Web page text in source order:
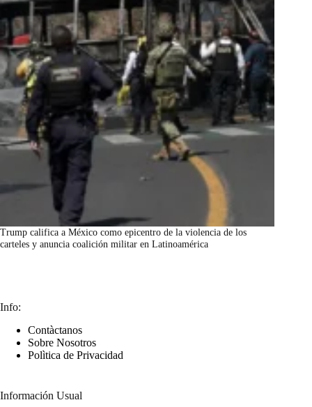
Trump califica a México como epicentro de la violencia de los
carteles y anuncia coalición militar en Latinoamérica
Info:
Contàctanos
Sobre Nosotros
Polìtica de Privacidad
Información Usual